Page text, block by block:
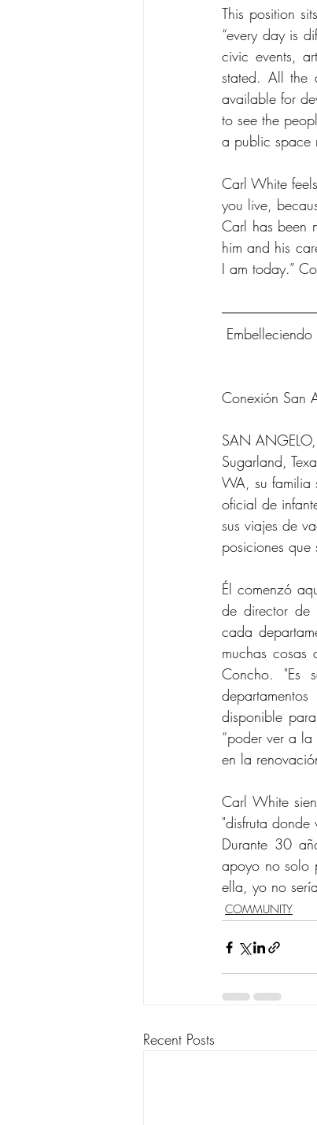
This position
“every day is
civic events,
stated. All the
available for
to see the
a public space
Carl White
you live,
Carl has been
him and his
I am today.”
Conexión San
SAN
Sugarland,
WA, su familia
oficial de
sus viajes de
posiciones
Él comenzó
de director de
cada
muchas cosas
Concho. "Es
disponible
“poder ver a
en la
Carl White
"disfruta
Durante 30
apoyo no solo
ella, yo no
COMMUNITY
Recent Posts